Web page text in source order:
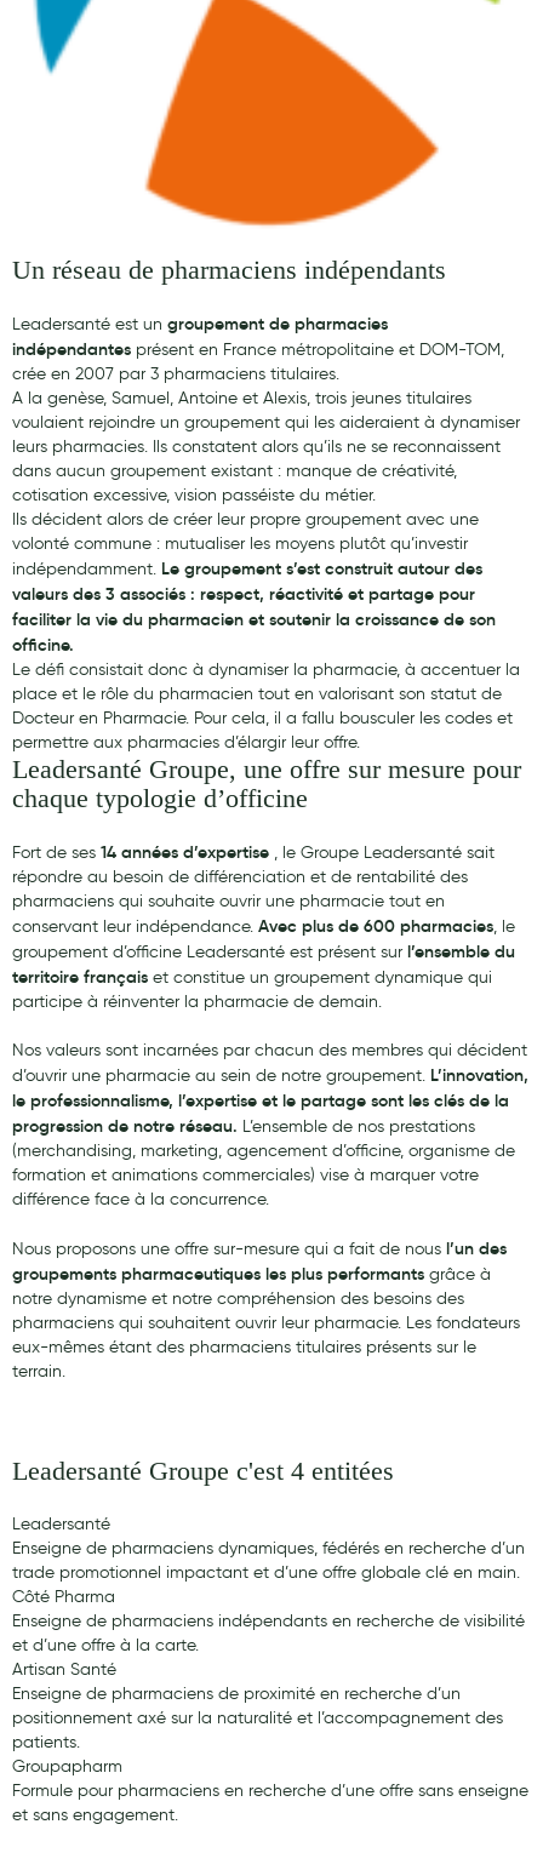
Maquillage
Pour Homme
Crème solaire - Visage et corps
Préservatifs - Gels lubrifiants
Accessoires, coutellerie, brosserie
Beauté au naturel
Huiles
Mon bébé
Soins bébé
Couches
Laits infantiles
Biberons et tétines
Toilette du bébé
Accessoires bébé
Alimentation
Soins enfant
Soins maman
Tisanes allaitement et compléments alimentaires
Accessoires maternité
Gammes spécifiques tisanes allaitement et compléments
maternité
Nature
Aromathérapie
Diététique minceur
Phytothérapie
Régimes médicaux
Gemmothérapie
Confiserie
Voies respiratoires
Compléments alimentaires
Médicaments et Santé
Premiers soins
Pansements
Hygiène nasale
Antibactériens
Nutrition clinique
Anti-poux
Un réseau de pharmaciens indépendants
Leadersanté est un groupement de pharmacies
indépendantes présent en France métropolitaine et DOM-TOM,
crée en 2007 par 3 pharmaciens titulaires.
A la genèse, Samuel, Antoine et Alexis, trois jeunes titulaires
voulaient rejoindre un groupement qui les aideraient à dynamiser
leurs pharmacies. Ils constatent alors qu’ils ne se reconnaissent
dans aucun groupement existant : manque de créativité,
cotisation excessive, vision passéiste du métier.
Ils décident alors de créer leur propre groupement avec une
volonté commune : mutualiser les moyens plutôt qu’investir
indépendamment. Le groupement s’est construit autour des
valeurs des 3 associés : respect, réactivité et partage pour
faciliter la vie du pharmacien et soutenir la croissance de son
officine.
Le défi consistait donc à dynamiser la pharmacie, à accentuer la
place et le rôle du pharmacien tout en valorisant son statut de
Docteur en Pharmacie. Pour cela, il a fallu bousculer les codes et
permettre aux pharmacies d’élargir leur offre.
Leadersanté Groupe, une offre sur mesure pour
chaque typologie d’officine
Fort de ses 14 années d’expertise , le Groupe Leadersanté sait
répondre au besoin de différenciation et de rentabilité des
pharmaciens qui souhaite ouvrir une pharmacie tout en
conservant leur indépendance. Avec plus de 600 pharmacies, le
groupement d’officine Leadersanté est présent surl’ensemble du
territoire français et constitue un groupement dynamique qui
participe à réinventer la pharmacie de demain.
Nos valeurs sont incarnées par chacun des membres qui décident
d’ouvrir une pharmacie au sein de notre groupement. L’innovation,
le professionnalisme, l’expertise et le partage sont les clés de la
progression de notre réseau. L’ensemble de nos prestations
(merchandising, marketing, agencement d’officine, organisme de
formation et animations commerciales) vise à marquer votre
différence face à la concurrence.
Nous proposons une offre sur-mesure qui a fait de nous l’un des
groupements pharmaceutiques les plus performants grâce à
notre dynamisme et notre compréhension des besoins des
pharmaciens qui souhaitent ouvrir leur pharmacie. Les fondateurs
eux-mêmes étant des pharmaciens titulaires présents sur le
terrain.
Leadersanté Groupe c'est 4 entitées
Leadersanté
Enseigne de pharmaciens dynamiques, fédérés en recherche d’un
trade promotionnel impactant et d’une offre globale clé en main.
Côté Pharma
Enseigne de pharmaciens indépendants en recherche de visibilité
et d’une offre à la carte.
Artisan Santé
Enseigne de pharmaciens de proximité en recherche d’un
positionnement axé sur la naturalité et l’accompagnement des
patients.
Groupapharm
Formule pour pharmaciens en recherche d’une offre sans enseigne
et sans engagement.